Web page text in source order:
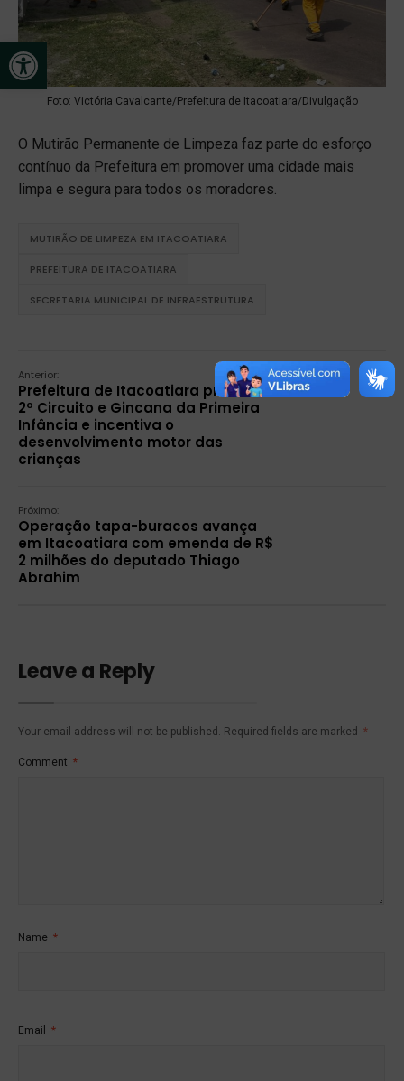
Open toolbar
Foto: Victória Cavalcante/Prefeitura de Itacoatiara/Divulgação
O Mutirão Permanente de Limpeza faz parte do esforço
contínuo da Prefeitura em promover uma cidade mais
limpa e segura para todos os moradores.
MUTIRÃO DE LIMPEZA EM ITACOATIARA
PREFEITURA DE ITACOATIARA
SECRETARIA MUNICIPAL DE INFRAESTRUTURA
Anterior:
Prefeitura de Itacoatiara promove
2º Circuito e Gincana da Primeira
Infância e incentiva o
desenvolvimento motor das
crianças
Próximo:
Operação tapa-buracos avança
em Itacoatiara com emenda de R$
2 milhões do deputado Thiago
Abrahim
Leave a Reply
Your email address will not be published. Required fields are marked *
Comment *
Name *
Email *